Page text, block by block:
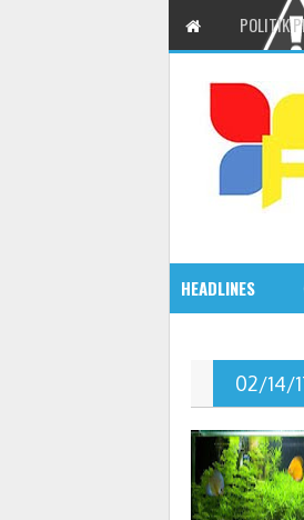
POLITIK
HEADLINES
02/14/